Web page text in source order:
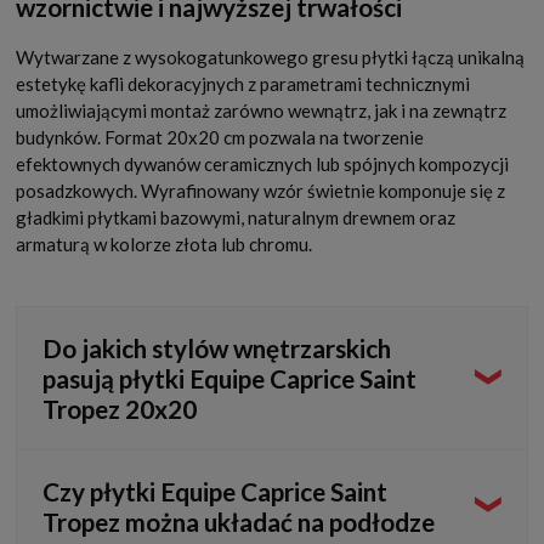
wzornictwie i najwyższej trwałości
Wytwarzane z wysokogatunkowego gresu płytki łączą unikalną
estetykę kafli dekoracyjnych z parametrami technicznymi
umożliwiającymi montaż zarówno wewnątrz, jak i na zewnątrz
budynków. Format 20x20 cm pozwala na tworzenie
efektownych dywanów ceramicznych lub spójnych kompozycji
posadzkowych. Wyrafinowany wzór świetnie komponuje się z
gładkimi płytkami bazowymi, naturalnym drewnem oraz
armaturą w kolorze złota lub chromu.
Do jakich stylów wnętrzarskich
pasują płytki Equipe Caprice Saint
Tropez 20x20
prowansalską, francuską, vintage, modern classic oraz
eklektyczną. Ich dekoracyjny, kunsztowny motyw pozwala
Czy płytki Equipe Caprice Saint
Tropez można układać na podłodze